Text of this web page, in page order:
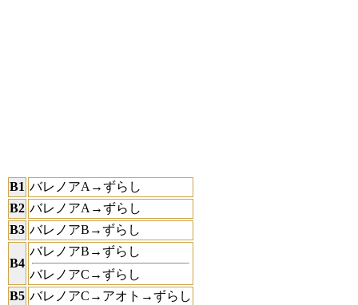
B1 バレノアA→ずらし
B2 バレノアA→ずらし
B3 バレノアB→ずらし
B4
バレノアB→ずらし
バレノアC→ずらし
B5 バレノアC→アオト→ずらし